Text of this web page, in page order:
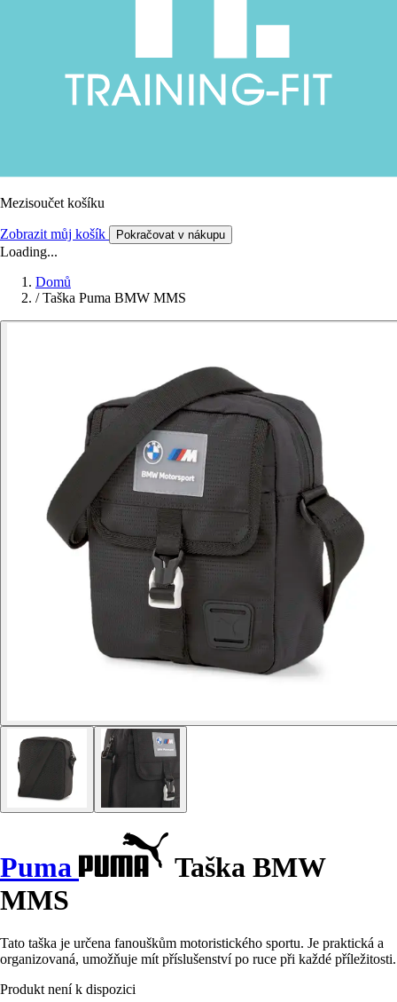
Mezisoučet košíku
Zobrazit můj košík Pokračovat v nákupu
Loading...
Domů
/ Taška Puma BMW MMS
Puma
Taška BMW
MMS
Tato taška je určena fanouškům motoristického sportu. Je praktická a
organizovaná, umožňuje mít příslušenství po ruce při každé příležitosti.
Produkt není k dispozici